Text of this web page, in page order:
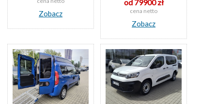
Zobacz
od 79900 zł
cena netto
Zobacz